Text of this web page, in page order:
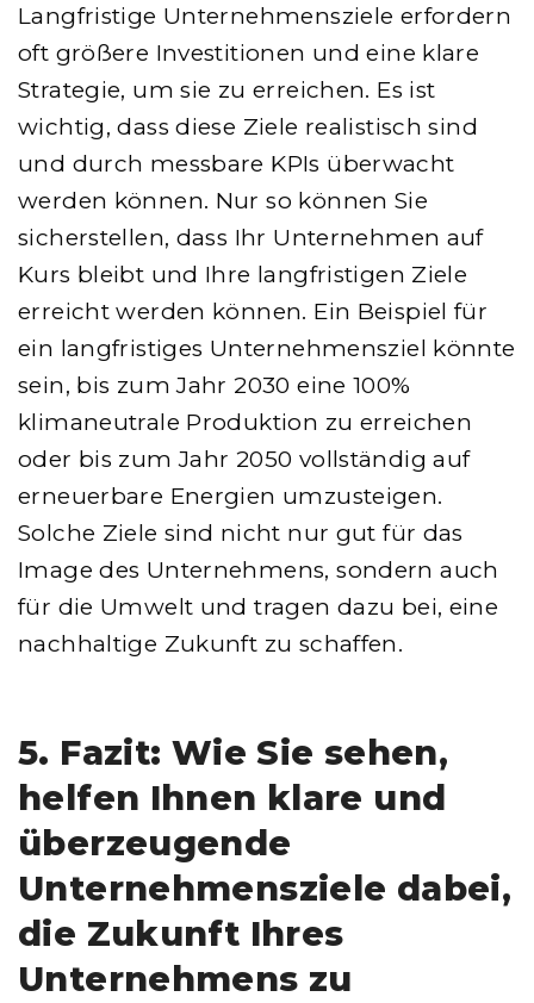
Langfristige Unternehmensziele erfordern
oft größere Investitionen und eine klare
Strategie, um sie zu erreichen. Es ist
wichtig, dass diese Ziele realistisch sind
und durch messbare KPIs überwacht
werden können. Nur so können Sie
sicherstellen, dass Ihr Unternehmen auf
Kurs bleibt und Ihre langfristigen Ziele
erreicht werden können. Ein Beispiel für
ein langfristiges Unternehmensziel könnte
sein, bis zum Jahr 2030 eine 100%
klimaneutrale Produktion zu erreichen
oder bis zum Jahr 2050 vollständig auf
erneuerbare Energien umzusteigen.
Solche Ziele sind nicht nur gut für das
Image des Unternehmens, sondern auch
für die Umwelt und tragen dazu bei, eine
nachhaltige Zukunft zu schaffen.
5. Fazit: Wie Sie sehen,
helfen Ihnen klare und
überzeugende
Unternehmensziele dabei,
die Zukunft Ihres
Unternehmens zu